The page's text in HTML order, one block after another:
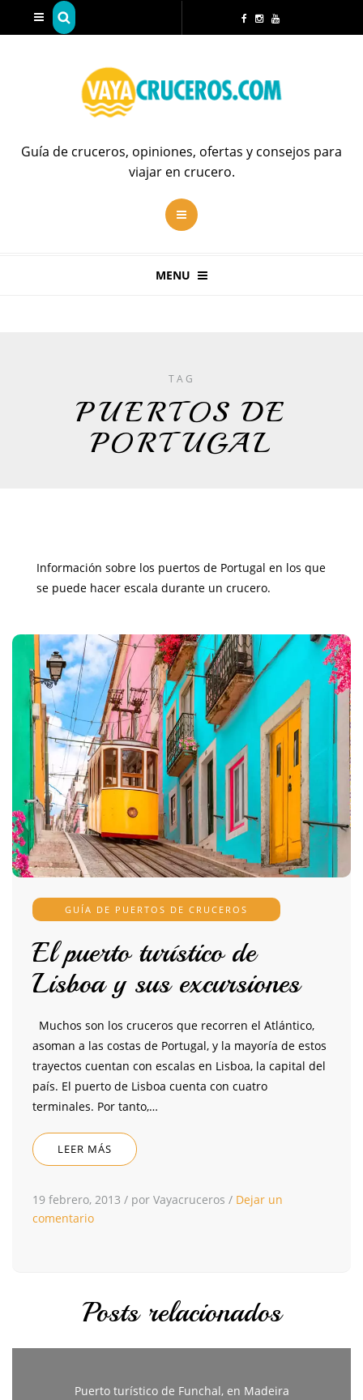
Guía de cruceros, opiniones, ofertas y consejos para
viajar en crucero.
MENU
TAG
PUERTOS DE
PORTUGAL
Información sobre los puertos de Portugal en los que
se puede hacer escala durante un crucero.
GUÍA DE PUERTOS DE CRUCEROS
El puerto turístico de
Lisboa y sus excursiones
Muchos son los cruceros que recorren el Atlántico,
asoman a las costas de Portugal, y la mayoría de estos
trayectos cuentan con escalas en Lisboa, la capital del
país. El puerto de Lisboa cuenta con cuatro
terminales. Por tanto,…
LEER MÁS
19 febrero, 2013 / por Vayacruceros / Dejar un
comentario
Posts relacionados
Puerto turístico de Funchal, en Madeira